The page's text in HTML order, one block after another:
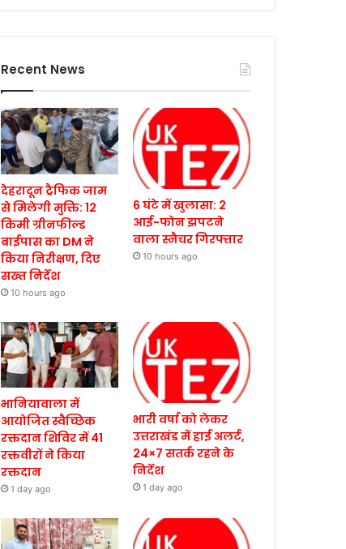
Recent News
देहरादून ट्रैफिक जाम
से मिलेगी मुक्ति: 12
किमी ग्रीनफील्ड
बाईपास का DM ने
किया निरीक्षण, दिए
सख्त निर्देश
10 hours ago
6 घंटे में खुलासा: 2
आई-फोन झपटने
वाला स्नैचर गिरफ्तार
10 hours ago
भानियावाला में
आयोजित स्वैच्छिक
रक्तदान शिविर में 41
रक्तवीरों ने किया
रक्तदान
1 day ago
भारी वर्षा को लेकर
उत्तराखंड में हाई अलर्ट,
24×7 सतर्क रहने के
निर्देश
1 day ago